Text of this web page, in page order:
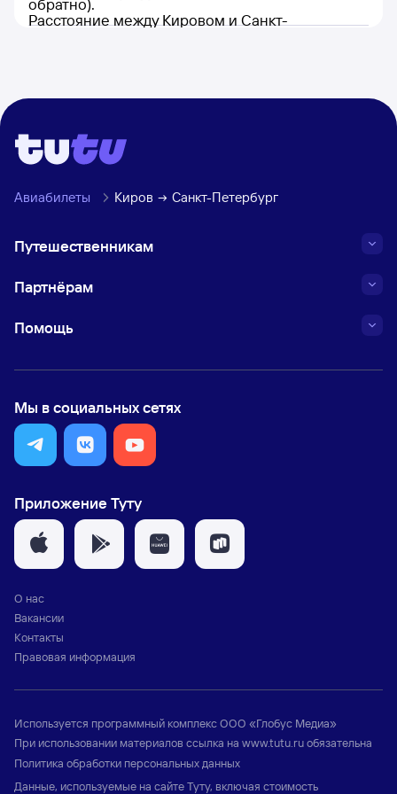
обратно).
Расстояние между Кировом и Санкт-
Авиабилеты Киров Санкт-Петербург
Путешественникам
Партнёрам
Помощь
Мы в социальных сетях
Приложение Туту
О нас
Вакансии
Контакты
Правовая информация
Используется программный комплексООО «Глобус Медиа»
При использовании материалов ссылка на www.tutu.ruобязательна
Политика обработки персональных данных
Данные, используемые на сайте Туту, включая стоимость